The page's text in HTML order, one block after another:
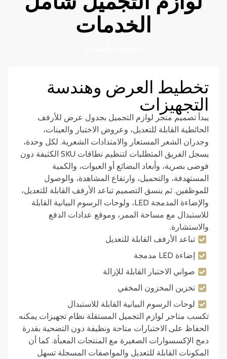
الخدمات
تخطيط العرض وهندسة
التجهيزات
يبدأ تصميم متجر لوازم التجميل بجدول عرض للأرفف
الحائطية القابلة للتعديل، وعروض الاختبار والعينات،
وجدران الشعر المستعار والامتدادات الشعرية. لكل وحدة،
يسجل الفريق المتطلبات لتنظيم نطاقات SKU الكثيفة دون
فوضى بصرية، وأبعاد البضائع أو العبوات، والكمية
المستهدفة، والتحميل، وارتفاع المشاهدة، والوصول
للموظفين. ثم ينسق التصميم تباعد الأرفف القابلة للتعديل،
والإضاءة المدمجة LED، ولوحات الرسوم البيانية القابلة
للاستبدال مع مساحة الممر، وموقع عدادات الدفع
والاستشارة.
تباعد الأرفف القابلة للتعديل
إضاءة LED مدمجة
صواني الاختبار القابلة للإزالة
تخزين المخزون المخفي
لوحات الرسوم البيانية القابلة للاستبدال
تكسب متاجر لوازم التجميل المستقلة نظام تجهيزات يمكنه
الحفاظ على الاختبارات متاحة ونظيفة دون التضحية بقدرة
دمج الإكسسوارات الصغيرة مع المنتجات المعبأة. كما أن
المكونات القابلة للتعديل والمواصفات المسجلة تسهل